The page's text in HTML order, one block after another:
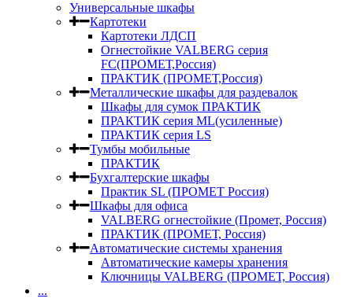
Универсальные шкафы
Картотеки
Картотеки ЛДСП
Огнестойкие VALBERG серия
FC(ПРОМЕТ,Россия)
ПРАКТИК (ПРОМЕТ,Россия)
Металлические шкафы для раздевалок
Шкафы для сумок ПРАКТИК
ПРАКТИК серия ML(усиленные)
ПРАКТИК серия LS
Тумбы мобильные
ПРАКТИК
Бухгалтерские шкафы
Практик SL (ПРОМЕТ Россия)
Шкафы для офиса
VALBERG огнестойкие (Промет, Россия)
ПРАКТИК (ПРОМЕТ, Россия)
Автоматические системы хранения
Автоматические камеры хранения
Ключницы VALBERG (ПРОМЕТ, Россия)
...